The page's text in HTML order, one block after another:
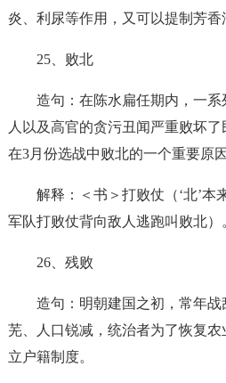
炎、利尿等作用，又可以提制芳香
25、败北
造句：在陈水扁任期内，一系
人以及高官的贪污丑闻严重败坏
在3月份选战中败北的一个重要原因
解释：＜书＞打败仗（‘北’本
军队打败仗背向敌人逃跑叫败北）
26、残败
造句：明朝建国之初，常年战
芜、人口锐减，统治者为了恢复
立户籍制度。